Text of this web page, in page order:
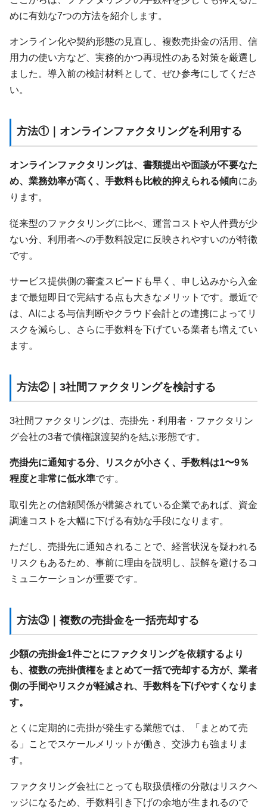
めに有効な7つの方法を紹介します。
オンライン化や契約形態の見直し、複数売掛金の活用、信
用力の使い方など、実務的かつ再現性のある対策を厳選し
ました。導入前の検討材料として、ぜひ参考にしてくださ
い。
方法①｜オンラインファクタリングを利用する
オンラインファクタリングは、書類提出や面談が不要なた
め、業務効率が高く、手数料も比較的抑えられる傾向にあ
ります。
従来型のファクタリングに比べ、運営コストや人件費が少
ない分、利用者への手数料設定に反映されやすいのが特徴
です。
サービス提供側の審査スピードも早く、申し込みから入金
まで最短即日で完結する点も大きなメリットです。最近で
は、AIによる与信判断やクラウド会計との連携によってリ
スクを減らし、さらに手数料を下げている業者も増えてい
ます。
方法②｜3社間ファクタリングを検討する
3社間ファクタリングは、売掛先・利用者・ファクタリン
グ会社の3者で債権譲渡契約を結ぶ形態です。
売掛先に通知する分、リスクが小さく、手数料は1〜9％
程度と非常に低水準です。
取引先との信頼関係が構築されている企業であれば、資金
調達コストを大幅に下げる有効な手段になります。
ただし、売掛先に通知されることで、経営状況を疑われる
リスクもあるため、事前に理由を説明し、誤解を避けるコ
ミュニケーションが重要です。
方法③｜複数の売掛金を一括売却する
少額の売掛金1件ごとにファクタリングを依頼するより
も、複数の売掛債権をまとめて一括で売却する方が、業者
側の手間やリスクが軽減され、手数料を下げやすくなりま
す。
とくに定期的に売掛が発生する業態では、「まとめて売
る」ことでスケールメリットが働き、交渉力も強まりま
す。
ファクタリング会社にとっても取扱債権の分散はリスクヘ
ッジになるため、手数料引き下げの余地が生まれるので